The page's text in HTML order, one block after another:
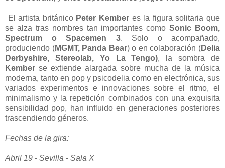
El artista británico Peter Kember es la figura solitaria que
se alza tras nombres tan importantes comoSonic Boom,
Spectrum o Spacemen 3. Solo o acompañado,
produciendo (MGMT, Panda Bear) o en colaboración (Delia
Derbyshire, Stereolab, Yo La Tengo), la sombra de
Kemberse extiende alargada sobre mucha de la música
moderna, tanto en pop y psicodelia como en electrónica, sus
variados experimentos e innovaciones sobre el ritmo, el
minimalismo y la repetición combinados con una exquisita
sensibilidad pop, han influido en generaciones posteriores
trascendiendo géneros.
Fechas de la gira:
Abril 19 - Sevilla - Sala X